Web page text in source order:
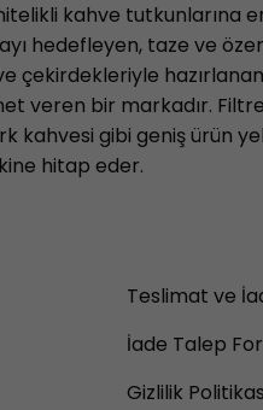
kahve tutkunlarına
hedefleyen, taze ve
çekirdekleriyle hazırlanan
veren bir markadır.
kahvesi gibi geniş ürün
hitap eder.
Teslimat ve
İade Talep
Gizlilik